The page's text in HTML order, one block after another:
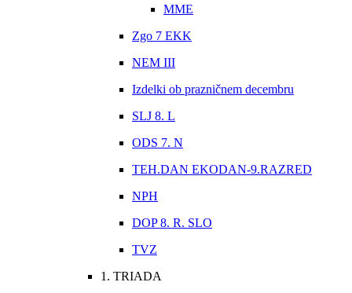
MME
Zgo 7 EKK
NEM III
Izdelki ob prazničnem decembru
SLJ 8. L
ODS 7. N
TEH.DAN EKODAN-9.RAZRED
NPH
DOP 8. R. SLO
TVZ
1. TRIADA